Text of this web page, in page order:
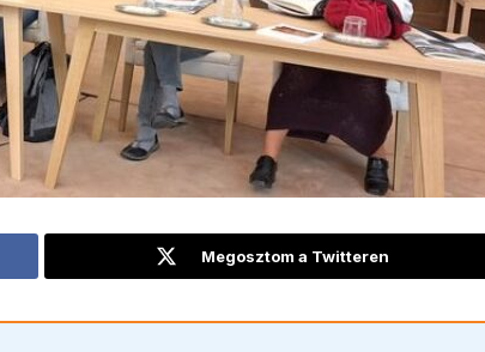
Megosztom a Twitteren